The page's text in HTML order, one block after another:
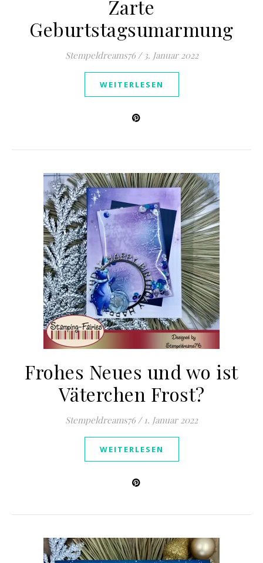
Zarte
Geburtstagsumarmung
Stempeldreams76 / 3. Januar 2022
WEITERLESEN
Frohes Neues und wo ist
Väterchen Frost?
Stempeldreams76 / 1. Januar 2022
WEITERLESEN